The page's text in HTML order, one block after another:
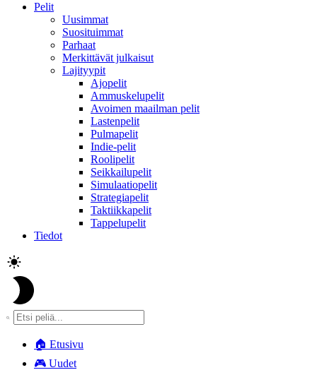
Pelit
Uusimmat
Suosituimmat
Parhaat
Merkittävät julkaisut
Lajityypit
Ajopelit
Ammuskelupelit
Avoimen maailman pelit
Lastenpelit
Pulmapelit
Indie-pelit
Roolipelit
Seikkailupelit
Simulaatiopelit
Strategiapelit
Taktiikkapelit
Tappelupelit
Tiedot
🏠 Etusivu
🎮 Uudet